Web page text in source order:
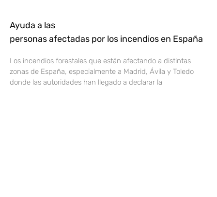
Ayuda a las
personas afectadas por los incendios en España
Los incendios forestales que están afectando a distintas
zonas de España, especialmente a Madrid, Ávila y Toledo
donde las autoridades han llegado a declarar la